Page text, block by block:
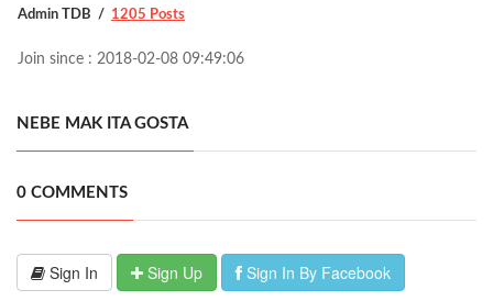
Admin TDB 1205 Posts
Join since : 2018-02-08 09:49:06
NEBE MAK ITA GOSTA
0 COMMENTS
Sign In Sign Up Sign In By Facebook